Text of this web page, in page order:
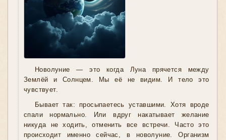
Новолуние — это когда Луна прячется между
Землёй и Солнцем. Мы её не видим. И тело это
чувствует.
Бывает так: просыпаетесь уставшими. Хотя вроде
спали нормально. Или вдруг накатывает желание
никуда не ходить, отменить все встречи. Часто это
происходит именно сейчас, в новолуние. Организм